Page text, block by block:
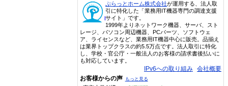
ぷらっとホーム株式会社が運用する、法人取
引に特化した「業務用IT機器専門の調達支援
サイト」です。
1999年よりネットワーク機器、サーバ、スト
レージ、パソコン周辺機器、PCパーツ、ソフトウェ
ア、ライセンスなど、業務用IT機器中心に販売。品揃え
は業界トップクラスの約5.5万点です。法人取引に特化
し、学校・官公庁・一般法人のお客様の請求書後払いに
も対応しています。
IPv6への取り組み 会社概要
お客様からの声 もっと見る